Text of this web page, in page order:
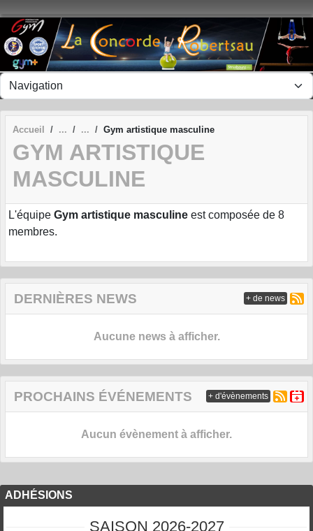
Accueil Gym artistique masculine
GYM ARTISTIQUE
MASCULINE
L'équipe Gym artistique masculine est composée de 8
membres.
DERNIÈRES NEWS
Aucune news à afficher.
+ de news
PROCHAINS ÉVÉNEMENTS
Aucun évènement à afficher.
+ d'évènements
ADHÉSIONS
SAISON 2026-2027